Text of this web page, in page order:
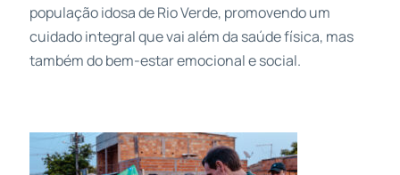
população idosa de Rio Verde, promovendo um
cuidado integral que vai além da saúde física, mas
também do bem-estar emocional e social.